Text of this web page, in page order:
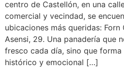
centro de Castellón, en una
comercial y vecindad, se
ubicaciones más queridas: Forn
Asensi, 29. Una panadería que
fresco cada día, sino que
histórico y emocional […]